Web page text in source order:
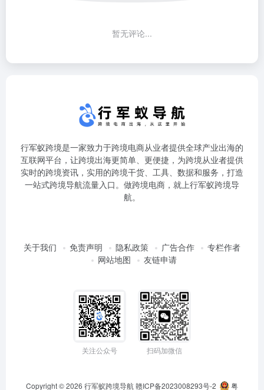
暂无评论...
行军蚁跨境是一家致力于跨境电商从业者提供全球产业出海的
互联网平台，让跨境出海更简单、更便捷，为跨境从业者提供
实时的跨境资讯，实用的跨境干货、工具、数据和服务，打造
一站式跨境导航流量入口。做跨境电商，就上行军蚁跨境导
航。
关于我们 免责声明 隐私政策 广告合作
专栏作者
网站地图
友链申请
关注公众号 扫码加微信
Copyright © 2026 行军蚁跨境导航赣ICP备2023008293号-2 粤